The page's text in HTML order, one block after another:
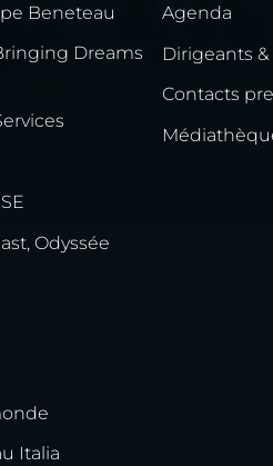
Beneteau
Dreams
Odyssée
Agenda
Dirigeants
Contacts
Italia